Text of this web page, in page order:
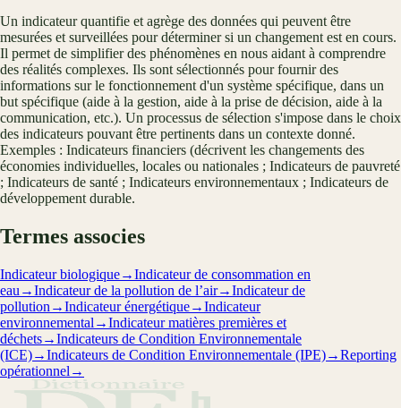
Un indicateur quantifie et agrège des données qui peuvent être
mesurées et surveillées pour déterminer si un changement est en cours.
Il permet de simplifier des phénomènes en nous aidant à comprendre
des réalités complexes. Ils sont sélectionnés pour fournir des
informations sur le fonctionnement d'un système spécifique, dans un
but spécifique (aide à la gestion, aide à la prise de décision, aide à la
communication, etc.). Un processus de sélection s'impose dans le choix
des indicateurs pouvant être pertinents dans un contexte donné.
Exemples : Indicateurs financiers (décrivent les changements des
économies individuelles, locales ou nationales ; Indicateurs de pauvreté
; Indicateurs de santé ; Indicateurs environnementaux ; Indicateurs de
développement durable.
Termes associes
Indicateur biologique→Indicateur de consommation en
eau →Indicateur de la pollution de l’air→Indicateur de
pollution →Indicateur énergétique→Indicateur
environnemental →Indicateur matières premières et
déchets→Indicateurs de Condition Environnementale
(ICE)→Indicateurs de Condition Environnementale (IPE)→Reporting
opérationnel →